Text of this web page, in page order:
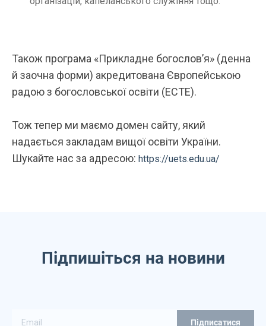
Також програма «Прикладне богословʼя» (денна
й заочна форми) акредитована Європейською
радою з богословської освіти (ECTE).
Тож тепер ми маємо домен сайту, який
надається закладам вищої освіти України.
Шукайте нас за адресою: https://uets.edu.ua/
Підпишіться на новини